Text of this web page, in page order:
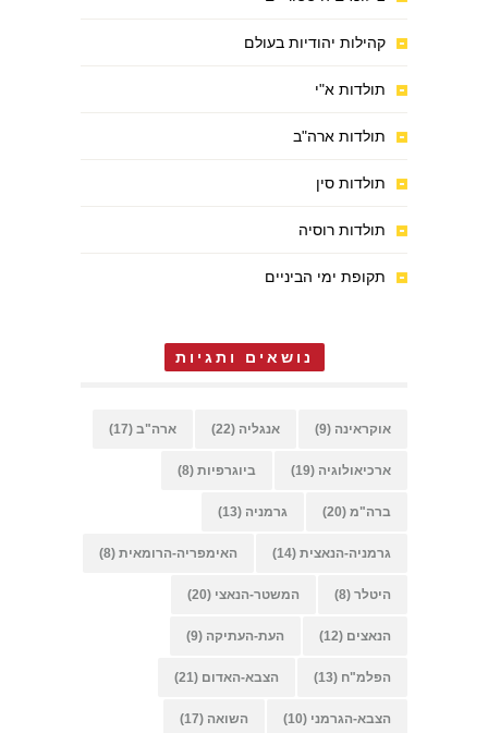
קהילות יהודיות בעולם
תולדות א"י
תולדות ארה"ב
תולדות סין
תולדות רוסיה
תקופת ימי הביניים
נושאים ותגיות
אוקראינה (9) אנגליה (22) ארה"ב (17)
ארכיאולוגיה (19) ביוגרפיות (8)
ברה"מ (20) גרמניה (13)
גרמניה-הנאצית (14) האימפריה-הרומאית (8)
היטלר (8) המשטר-הנאצי (20)
הנאצים (12) העת-העתיקה (9)
הפלמ"ח (13) הצבא-האדום (21)
הצבא-הגרמני (10) השואה (17)